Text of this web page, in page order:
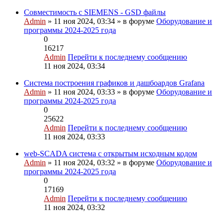
Совместимость с SIEMENS - GSD файлы
Admin » 11 ноя 2024, 03:34 » в форуме Оборудование и
программы 2024-2025 года
0
16217
Admin Перейти к последнему сообщению
11 ноя 2024, 03:34
Система построения графиков и дашбоардов Grafana
Admin » 11 ноя 2024, 03:33 » в форуме Оборудование и
программы 2024-2025 года
0
25622
Admin Перейти к последнему сообщению
11 ноя 2024, 03:33
web-SCADA система с открытым исходным кодом
Admin » 11 ноя 2024, 03:32 » в форуме Оборудование и
программы 2024-2025 года
0
17169
Admin Перейти к последнему сообщению
11 ноя 2024, 03:32